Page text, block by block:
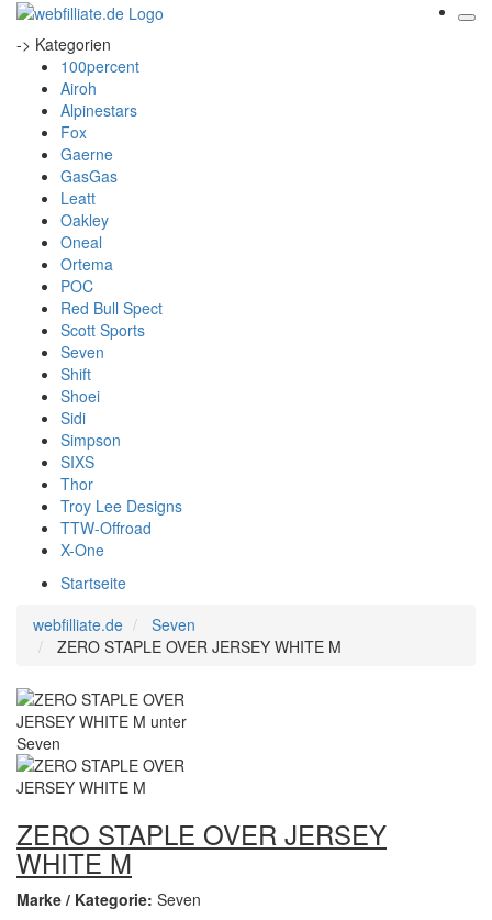
-> Kategorien
100percent
Airoh
Alpinestars
Fox
Gaerne
GasGas
Leatt
Oakley
Oneal
Ortema
POC
Red Bull Spect
Scott Sports
Seven
Shift
Shoei
Sidi
Simpson
SIXS
Thor
Troy Lee Designs
TTW-Offroad
X-One
Startseite
webfilliate.de
Seven
ZERO STAPLE OVER JERSEY WHITE M
ZERO STAPLE OVER JERSEY
WHITE M
Marke / Kategorie: Seven